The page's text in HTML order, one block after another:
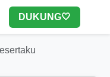
DUKUNG🤍